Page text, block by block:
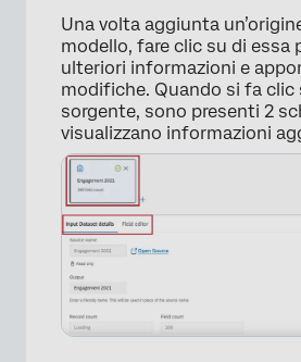
Una volta aggiunta
modello, fare clic su di essa
ulteriori informazioni e
modifiche. Quando si fa clic
sorgente, sono presenti 2
visualizzano informazioni